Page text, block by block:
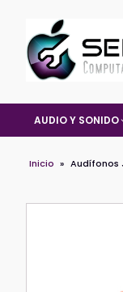
AUDIO Y SONIDO
Inicio » Audífonos